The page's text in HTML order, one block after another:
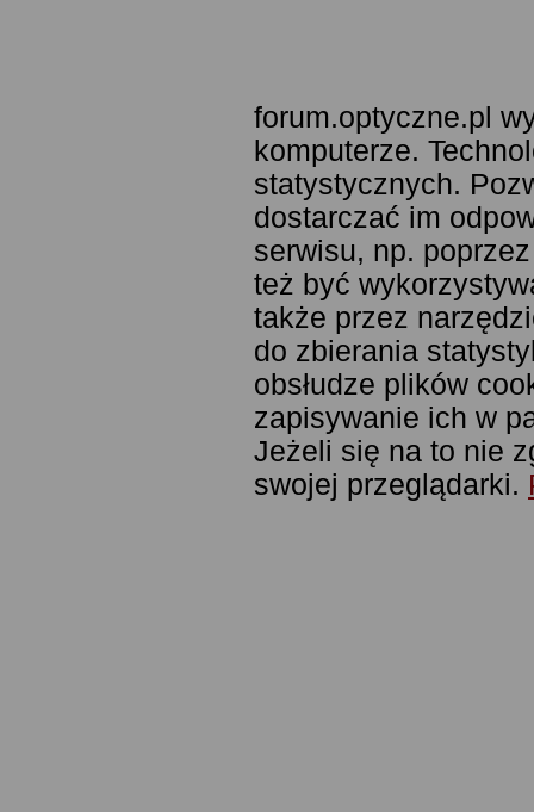
forum.optyczne.pl
komputerze.
statystycznych.
dostarczać im
serwisu, np.
też być
także przez
do zbierania
obsłudze plików
zapisywanie ich w
Jeżeli się na to nie
swojej przeglądarki.